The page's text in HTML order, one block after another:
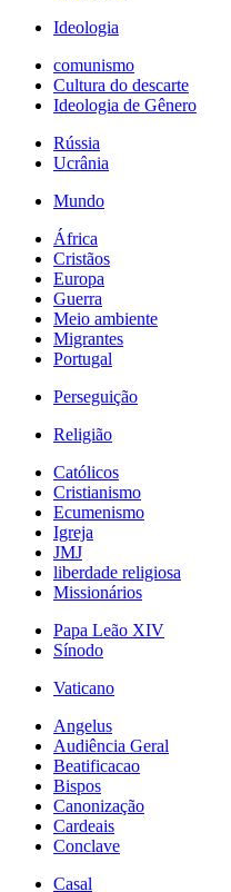
Ideologia
comunismo
Cultura do descarte
Ideologia de Gênero
Rússia
Ucrânia
Mundo
África
Cristãos
Europa
Guerra
Meio ambiente
Migrantes
Portugal
Perseguição
Religião
Católicos
Cristianismo
Ecumenismo
Igreja
JMJ
liberdade religiosa
Missionários
Papa Leão XIV
Sínodo
Vaticano
Angelus
Audiência Geral
Beatificacao
Bispos
Canonização
Cardeais
Conclave
Casal